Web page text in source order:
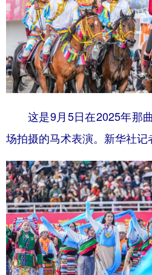
这是9月5日在2025年那
场拍摄的马术表演。新华社